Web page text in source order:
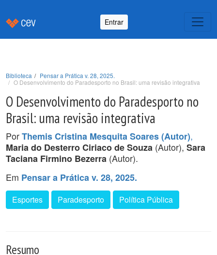
Entrar
Biblioteca
Pensar a Prática v. 28, 2025.
O Desenvolvimento do Paradesporto no Brasil: uma revisão integrativa
O Desenvolvimento do Paradesporto no
Brasil: uma revisão integrativa
PorThemis Cristina Mesquita Soares (Autor),
Maria do Desterro Ciriaco de Souza (Autor), Sara
Taciana Firmino Bezerra (Autor).
Em Pensar a Prática v. 28, 2025.
Esportes Paradesporto Política Pública
Resumo